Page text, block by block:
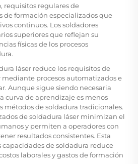
requisitos regulares de
de formación especializados que
continuos. Los soldadores
superiores que reflejan su
físicas de los procesos
láser reduce los requisitos de
procesos automatizados e
Aunque sigue siendo necesaria
curva de aprendizaje es menos
métodos de soldadura tradicionales.
de soldadura láser minimizan el
y permiten a operadores con
resultados consistentes. Esta
de soldadura reduce
laborales y gastos de formación